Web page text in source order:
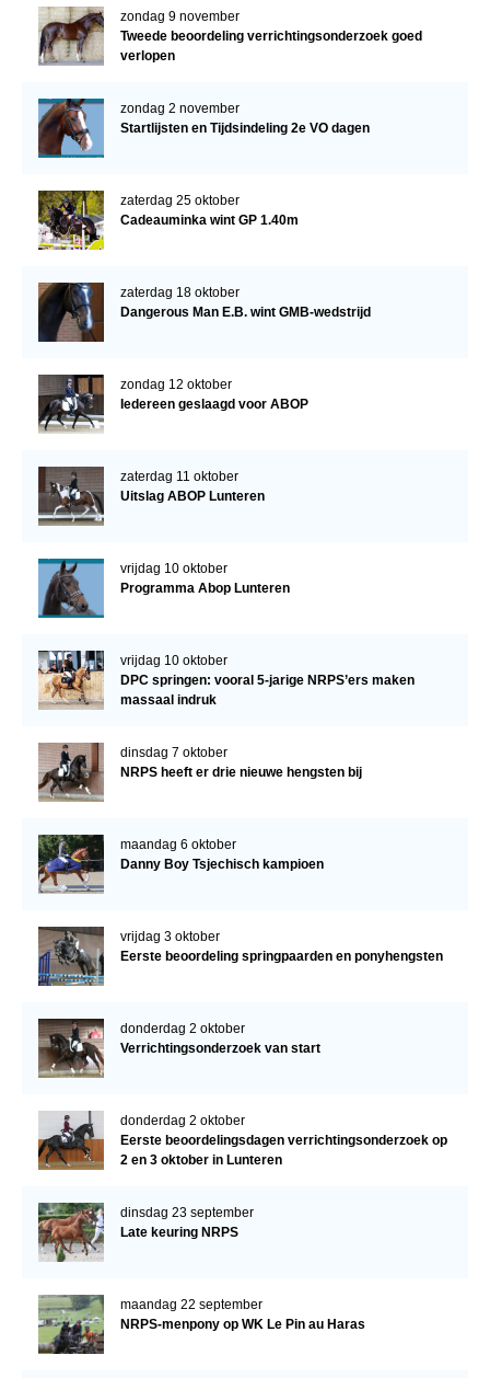
zondag 9 november
Tweede beoordeling verrichtingsonderzoek goed
verlopen
zondag 2 november
Startlijsten en Tijdsindeling 2e VO dagen
zaterdag 25 oktober
Cadeauminka wint GP 1.40m
zaterdag 18 oktober
Dangerous Man E.B. wint GMB-wedstrijd
zondag 12 oktober
Iedereen geslaagd voor ABOP
zaterdag 11 oktober
Uitslag ABOP Lunteren
vrijdag 10 oktober
Programma Abop Lunteren
vrijdag 10 oktober
DPC springen: vooral 5-jarige NRPS’ers maken
massaal indruk
dinsdag 7 oktober
NRPS heeft er drie nieuwe hengsten bij
maandag 6 oktober
Danny Boy Tsjechisch kampioen
vrijdag 3 oktober
Eerste beoordeling springpaarden en ponyhengsten
donderdag 2 oktober
Verrichtingsonderzoek van start
donderdag 2 oktober
Eerste beoordelingsdagen verrichtingsonderzoek op
2 en 3 oktober in Lunteren
dinsdag 23 september
Late keuring NRPS
maandag 22 september
NRPS-menpony op WK Le Pin au Haras